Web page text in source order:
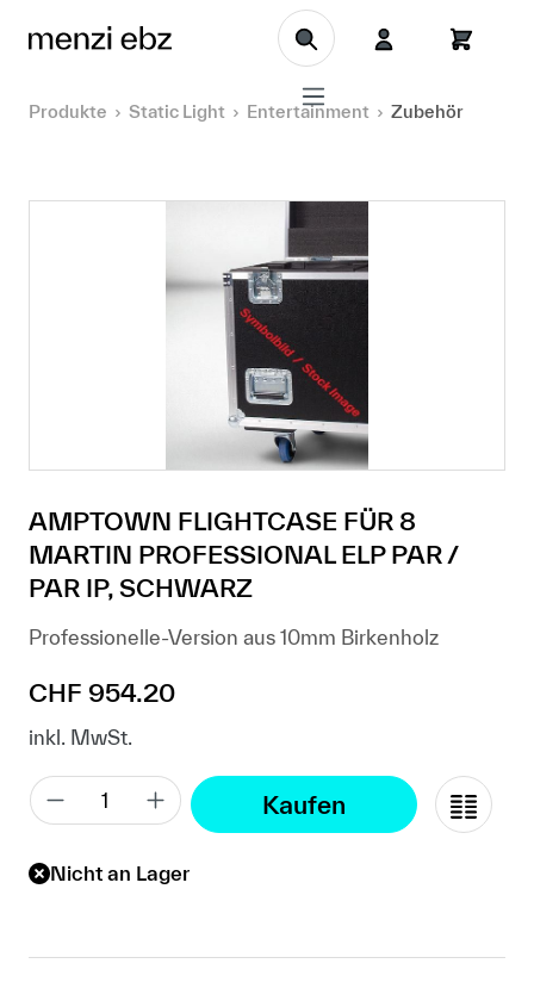
Zum Hauptinhalt springen
Produkte Static Light Entertainment Zubehör
AMPTOWN FLIGHTCASE FÜR 8
MARTIN PROFESSIONAL ELP PAR /
PAR IP, SCHWARZ
Professionelle-Version aus 10mm Birkenholz
Regulärer Preis:
CHF 954.20
inkl. MwSt.
Kaufen
Nicht an Lager